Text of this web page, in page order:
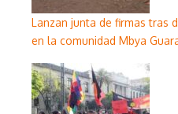
Lanzan junta de firmas tras
en la comunidad Mbya